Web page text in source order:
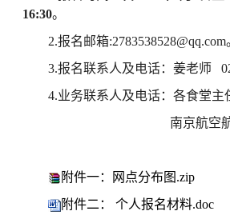
16:30。
2.报名邮箱:2783538528@qq.com
3.报名联系人及电话：姜老师
4.业务联系人及电话：各食堂主
南京航空
附件一：网点分布图.zip
附件二： 个人报名材料.doc